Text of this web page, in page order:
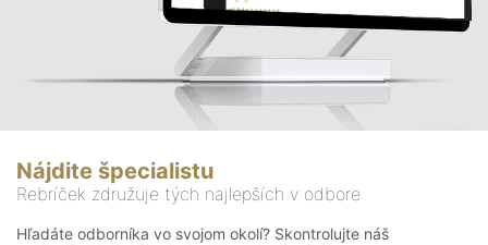
Nájdite špecialistu
Rebríček združuje tých najlepších v odbore
Hľadáte odborníka vo svojom okolí? Skontrolujte náš